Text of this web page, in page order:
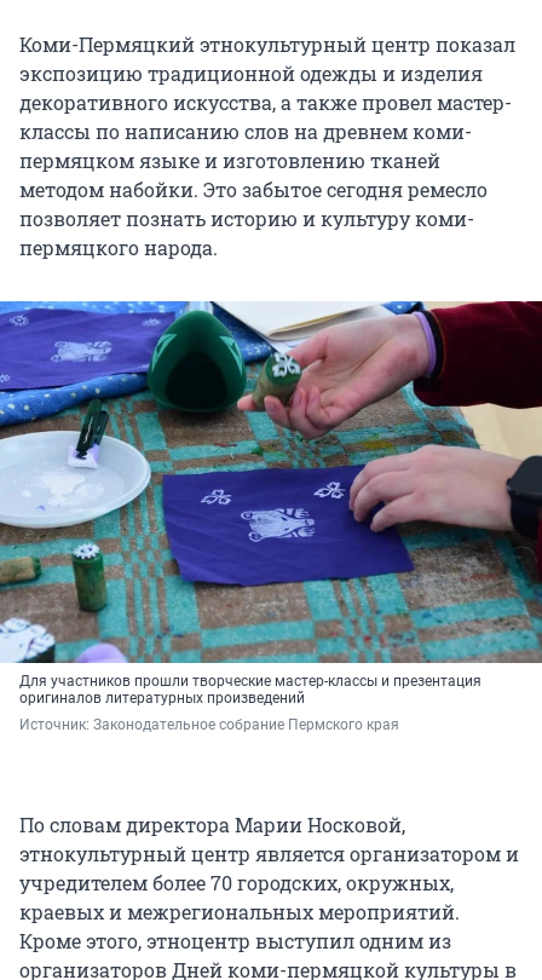
Коми-Пермяцкий этнокультурный центр показал
экспозицию традиционной одежды и изделия
декоративного искусства, а также провел мастер-
классы по написанию слов на древнем коми-
пермяцком языке и изготовлению тканей
методом набойки. Это забытое сегодня ремесло
позволяет познать историю и культуру коми-
пермяцкого народа.
Для участников прошли творческие мастер-классы и презентация
оригиналов литературных произведений
Источник: Законодательное собрание Пермского края
По словам директора Марии Носковой,
этнокультурный центр является организатором и
учредителем более 70 городских, окружных,
краевых и межрегиональных мероприятий.
Кроме этого, этноцентр выступил одним из
организаторов Дней коми-пермяцкой культуры в